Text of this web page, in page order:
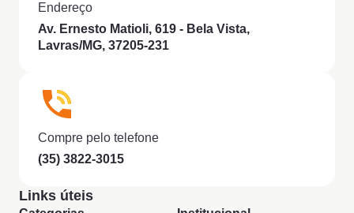
Endereço
Av. Ernesto Matioli, 619 - Bela Vista,
Lavras/MG, 37205-231
Compre pelo telefone
(35) 3822-3015
Links úteis